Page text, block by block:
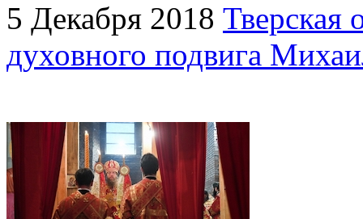
5 Декабря 2018 Тверская
духовного подвига